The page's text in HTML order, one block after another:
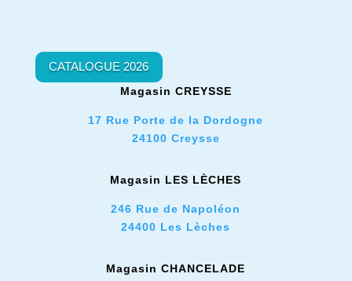
CATALOGUE 2026
Magasin CREYSSE
17 Rue Porte de la Dordogne
24100 Creysse
Magasin LES LÈCHES
246 Rue de Napoléon
24400 Les Lèches
Magasin CHANCELADE